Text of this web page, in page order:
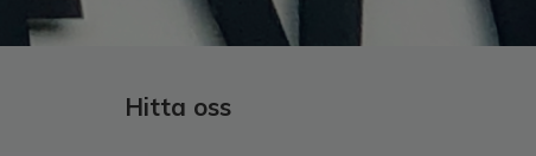
Hitta oss